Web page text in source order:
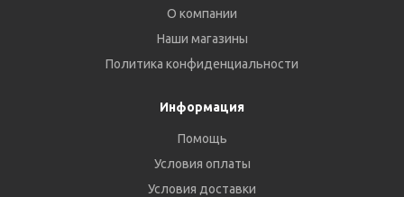
О компании
Наши магазины
Политика конфиденциальности
Информация
Помощь
Условия оплаты
Условия доставки